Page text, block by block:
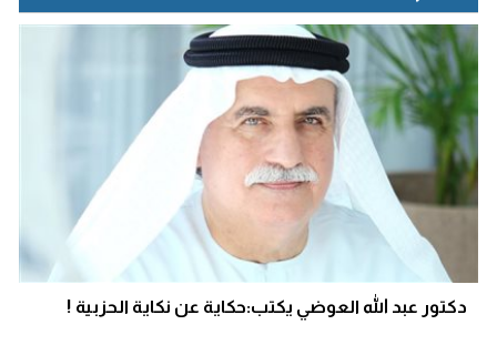
دكتور عبد الله العوضي يكتب:حكاية عن نكاية الحزبية !